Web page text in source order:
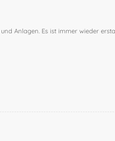
Anlagen. Es ist immer wieder